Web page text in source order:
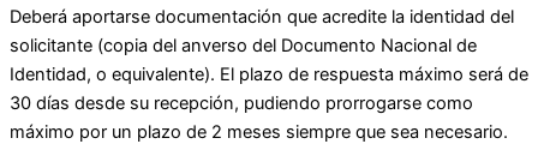
Deberá aportarse documentación que acredite la identidad del
solicitante (copia del anverso del Documento Nacional de
Identidad, o equivalente). El plazo de respuesta máximo será de
30 días desde su recepción, pudiendo prorrogarse como
máximo por un plazo de 2 meses siempre que sea necesario.